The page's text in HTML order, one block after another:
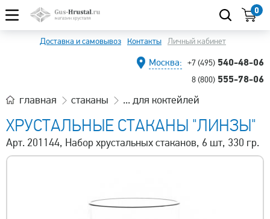
0
Доставка и самовывоз Контакты Личный кабинет
Москва: +7 (495) 540-48-06
8 (800) 555-78-06
главная стаканы ... для коктейлей
ХРУСТАЛЬНЫЕ СТАКАНЫ "ЛИНЗЫ"
Арт. 201144, Набор хрустальных стаканов, 6 шт, 330 гр.